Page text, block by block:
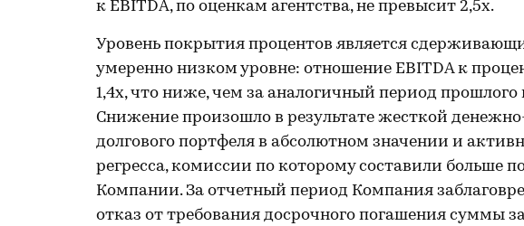
к EBITDA, по оценкам агентства, не превысит 2,5х.
Уровень покрытия процентов является
умеренно низком уровне: отношение EBITDA к
1,4х, что ниже, чем за аналогичный период
Снижение произошло в результате жесткой
долгового портфеля в абсолютном значении и
регресса, комиссии по которому составили больше
Компании. За отчетный период Компания
отказ от требования досрочного погашения суммы